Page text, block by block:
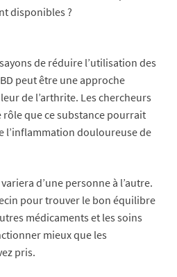
disponibles ?
de réduire l’utilisation des
peut être une approche
de l’arthrite. Les chercheurs
que ce substance pourrait
l’inflammation douloureuse de
d’une personne à l’autre.
pour trouver le bon équilibre
médicaments et les soins
mieux que les
pris.